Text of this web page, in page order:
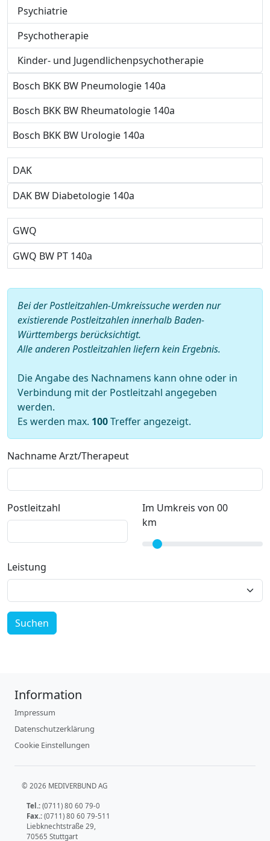
Psychiatrie
Psychotherapie
Kinder- und Jugendlichenpsychotherapie
Bosch BKK BW Pneumologie 140a
Bosch BKK BW Rheumatologie 140a
Bosch BKK BW Urologie 140a
DAK
DAK BW Diabetologie 140a
GWQ
GWQ BW PT 140a
Bei der Postleitzahlen-Umkreissuche werden nur
existierende Postleitzahlen innerhalb Baden-
Württembergs berücksichtigt.
Alle anderen Postleitzahlen liefern kein Ergebnis.
Die Angabe des Nachnamens kann ohne oder in
Verbindung mit der Postleitzahl angegeben
werden.
Es werden max. 100Treffer angezeigt.
Nachname Arzt/Therapeut
Postleitzahl
Im Umkreis von 00
km
Leistung
Suchen
Information
Impressum
Datenschutzerklärung
Cookie Einstellungen
© 2026 MEDIVERBUND AG
Tel.: (0711) 80 60 79-0
Fax.: (0711) 80 60 79-511
Liebknechtstraße 29,
70565 Stuttgart